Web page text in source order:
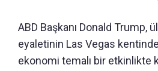
ABD Başkanı Donald Trump,
eyaletinin Las Vegas
ekonomi temalı bir etkinlikte